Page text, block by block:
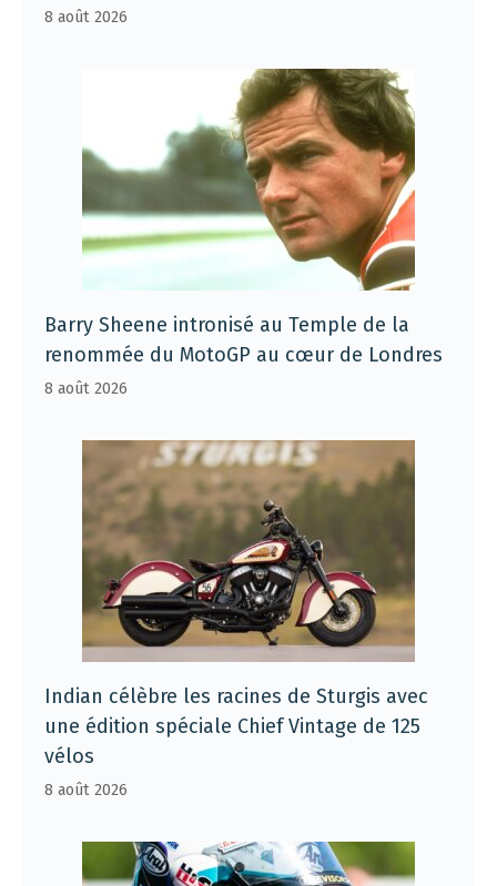
8 août 2026
Barry Sheene intronisé au Temple de la
renommée du MotoGP au cœur de Londres
8 août 2026
Indian célèbre les racines de Sturgis avec
une édition spéciale Chief Vintage de 125
vélos
8 août 2026